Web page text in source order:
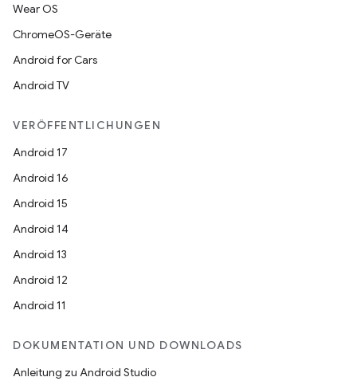
Wear OS
ChromeOS-Geräte
Android for Cars
Android TV
VERÖFFENTLICHUNGEN
Android 17
Android 16
Android 15
Android 14
Android 13
Android 12
Android 11
DOKUMENTATION UND DOWNLOADS
Anleitung zu Android Studio